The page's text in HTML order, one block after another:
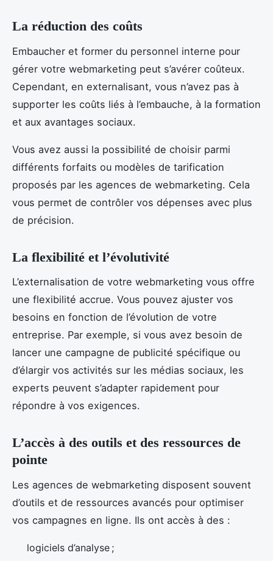
La réduction des coûts
Embaucher et former du personnel interne pour
gérer votre webmarketing peut s’avérer coûteux.
Cependant, en externalisant, vous n’avez pas à
supporter les coûts liés à l’embauche, à la formation
et aux avantages sociaux.
Vous avez aussi la possibilité de choisir parmi
différents forfaits ou modèles de tarification
proposés par les agences de webmarketing. Cela
vous permet de contrôler vos dépenses avec plus
de précision.
La flexibilité et l’évolutivité
L’externalisation de votre webmarketing vous offre
une flexibilité accrue. Vous pouvez ajuster vos
besoins en fonction de l’évolution de votre
entreprise. Par exemple, si vous avez besoin de
lancer une campagne de publicité spécifique ou
d’élargir vos activités sur les médias sociaux, les
experts peuvent s’adapter rapidement pour
répondre à vos exigences.
L’accès à des outils et des ressources de
pointe
Les agences de webmarketing disposent souvent
d’outils et de ressources avancés pour optimiser
vos campagnes en ligne. Ils ont accès à des :
logiciels d’analyse ;